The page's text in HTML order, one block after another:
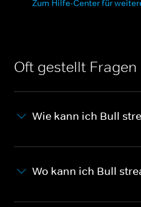
Zum Hilfe-Center für
Oft gestellt Fragen
Wie kann ich Bull
Wo kann ich Bull